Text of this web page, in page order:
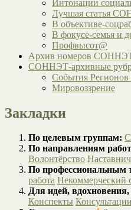
Интонации
Лучшая статья
В объективе-
В фокусе-семья и
Профвысот@
Архив номеров
СОННЭТ-архивные
События Регионов
Мировоззрение
Закладки
По целевым группам:
По направлениям
Волонтёрство
По профессиональным
работа Некоммерческий
Для идей,
Конспекты Консультации